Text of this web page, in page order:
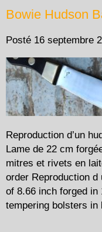
Bowie Hudson
Posté 16 septembre
Reproduction d’un
Lame de 22 cm
mitres et rivets en
order Reproduction d
of 8.66 inch forged
tempering bolsters in